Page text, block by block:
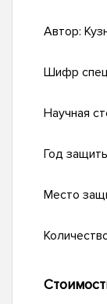
Автор:
Шифр
Научная
Год
Место